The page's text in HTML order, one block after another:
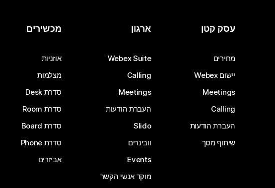
עסק קטן
מחירים
יישום Webex
Meetings
Calling
העברת הודעות
שיתוף מסך
ארגון
Webex Suite
Calling
Meetings
העברת הודעות
Slido
וובינרים
Events
מוקד אנשי הקשר
מכשירים
אוזניות
מצלמות
סדרת Desk
סדרת Room
סדרת Board
סדרת Phone
אביזרים